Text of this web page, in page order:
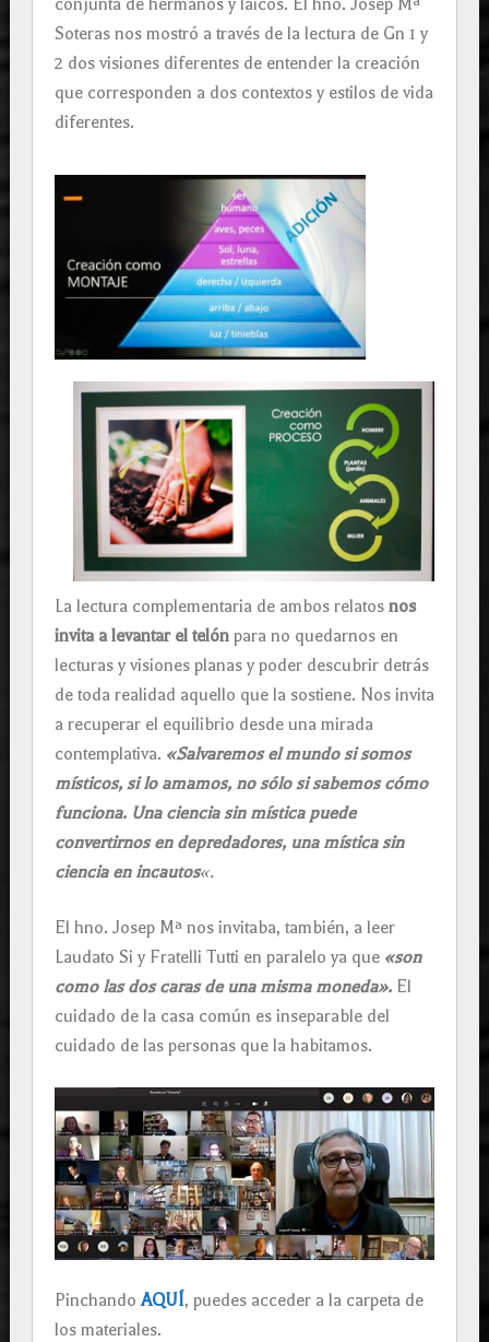
conjunta de hermanos y laicos. El hno. Josep Mª
Soteras nos mostró a través de la lectura de Gn 1 y
2 dos visiones diferentes de entender la creación
que corresponden a dos contextos y estilos de vida
diferentes.
La lectura complementaria de ambos relatos nos
invita a levantar el telónpara no quedarnos en
lecturas y visiones planas y poder descubrir detrás
de toda realidad aquello que la sostiene. Nos invita
a recuperar el equilibrio desde una mirada
contemplativa. «Salvaremos el mundo si somos
místicos, si lo amamos, no sólo si sabemos cómo
funciona. Una ciencia sin mística puede
convertirnos en depredadores, una mística sin
ciencia en incautos«.
El hno. Josep Mª nos invitaba, también, a leer
Laudato Si y Fratelli Tutti en paralelo ya que «son
como las dos caras de una misma moneda».El
cuidado de la casa común es inseparable del
cuidado de las personas que la habitamos.
PinchandoAQUÍ, puedes acceder a la carpeta de
los materiales.